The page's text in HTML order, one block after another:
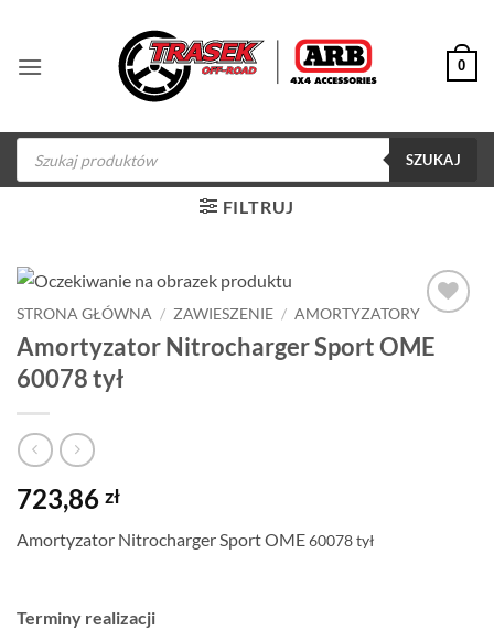
zawartości
0
Wyszukiwarka
produktów
SZUKAJ
FILTRUJ
Dodaj do
obserwowanych
STRONA GŁÓWNA / ZAWIESZENIE / AMORTYZATORY
Amortyzator Nitrocharger Sport OME
60078 tył
723,86 zł
Amortyzator Nitrocharger Sport OME60078 tył
Terminy realizacji